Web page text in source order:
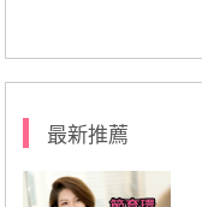
最新推薦